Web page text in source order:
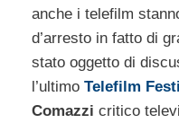
anche i telefilm
d’arresto in fatto di
stato oggetto di
l’ultimo Telefilm
Comazzi critico